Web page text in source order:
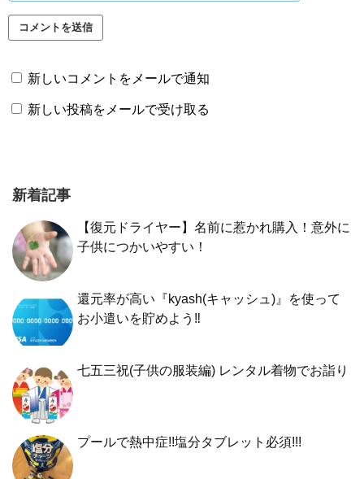
新しいコメントをメールで通知
新しい投稿をメールで受け取る
新着記事
【復元ドライヤー】名前に惹かれ購入！意外に
子供につかいやすい！
還元率が高い『kyash(キャッシュ)』を使って
お小遣いを貯めよう‼︎
七五三祝(子供の服装編) レンタル着物でお詣り
プールで熱中症!!塩分タブレット必須!!!